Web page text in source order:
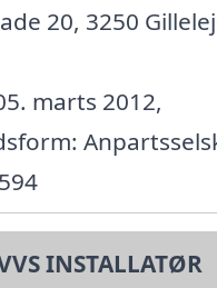
20, 3250
marts 2012,
INSTALLATØR